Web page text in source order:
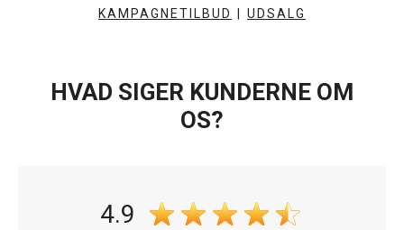
KAMPAGNETILBUD UDSALG
HVAD SIGER KUNDERNE OM
OS?
4.9